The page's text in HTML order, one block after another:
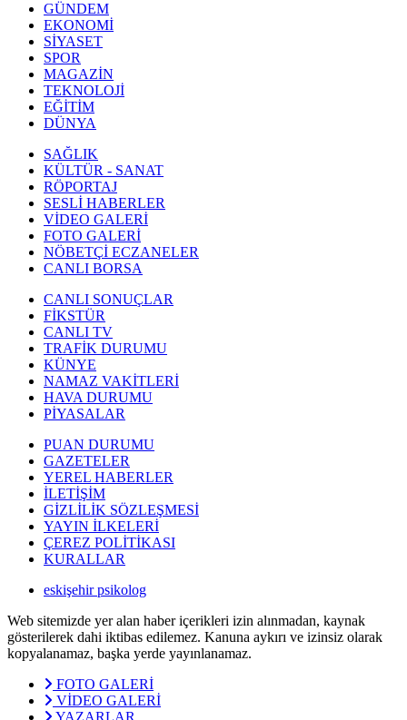
GÜNDEM
EKONOMİ
SİYASET
SPOR
MAGAZİN
TEKNOLOJİ
EĞİTİM
DÜNYA
SAĞLIK
KÜLTÜR - SANAT
RÖPORTAJ
SESLİ HABERLER
VİDEO GALERİ
FOTO GALERİ
NÖBETÇİ ECZANELER
CANLI BORSA
CANLI SONUÇLAR
FİKSTÜR
CANLI TV
TRAFİK DURUMU
KÜNYE
NAMAZ VAKİTLERİ
HAVA DURUMU
PİYASALAR
PUAN DURUMU
GAZETELER
YEREL HABERLER
İLETİŞİM
GİZLİLİK SÖZLEŞMESİ
YAYIN İLKELERİ
ÇEREZ POLİTİKASI
KURALLAR
eskişehir psikolog
Web sitemizde yer alan haber içerikleri izin alınmadan, kaynak
gösterilerek dahi iktibas edilemez. Kanuna aykırı ve izinsiz olarak
kopyalanamaz, başka yerde yayınlanamaz.
FOTO GALERİ
VİDEO GALERİ